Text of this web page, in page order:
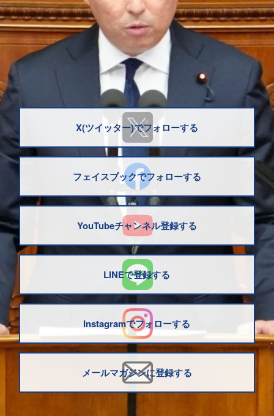
X(ツイッター)でフォローする
フェイスブックでフォローする
YouTubeチャンネル登録する
LINEで登録する
Instagramでフォローする
メールマガジンに登録する